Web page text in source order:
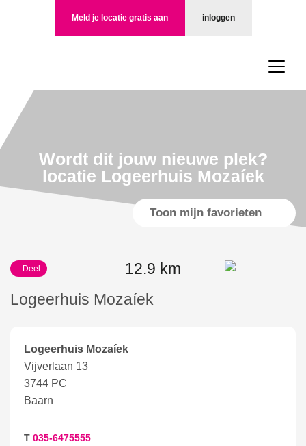
inloggen
Meld je locatie gratis aan
Wordt dit jouw nieuwe plek?
locatie Logeerhuis Mozaíek
Toon mijn favorieten
Deel
12.9 km
Logeerhuis Mozaíek
Logeerhuis Mozaíek
Vijverlaan 13
3744 PC
Baarn
T 035-6475555